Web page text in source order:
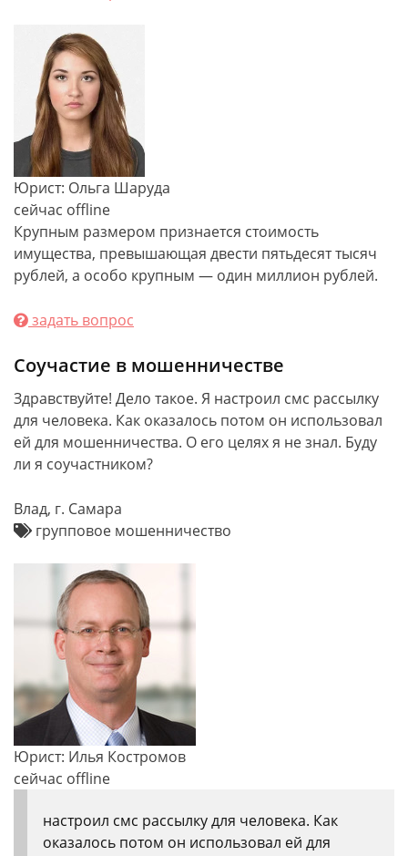
Юрист: Ольга Шаруда
сейчас offline
Крупным размером признается стоимость
имущества, превышающая двести пятьдесят тысяч
рублей, а особо крупным — один миллион рублей.
задать вопрос
Соучастие в мошенничестве
Здравствуйте! Дело такое. Я настроил смс рассылку
для человека. Как оказалось потом он использовал
ей для мошенничества. О его целях я не знал. Буду
ли я соучастником?
Влад, г. Самара
групповое мошенничество
Юрист: Илья Костромов
сейчас offline
настроил смс рассылку для человека. Как
оказалось потом он использовал ей для